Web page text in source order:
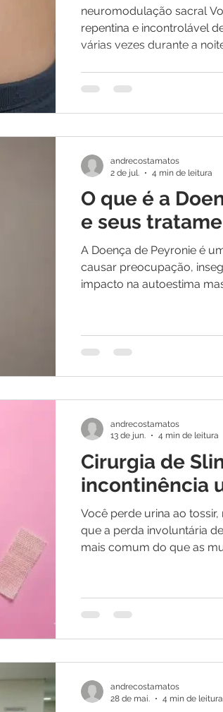
neuromodulação sacral Você sente uma vontade
repentina e incontrolável
várias vezes durante a
você não está sozinho. É
esteja lidando com um
constrangimento.
O que é a
e seus
A Doença de Peyronie é
causar preocupação,
impacto na autoestima
Doença de Peyronie não é
principalmente, possui
qualidade da vida sexual.
andrecostamatos
2 de jul.
4 min de leitura
Cirurgia de
incontinência
Você perde urina ao
que a perda involuntária
mais comum do que as
urinária feminina não
Felizmente, a medicina
é a cirurgia de sling,
andrecostamatos
13 de jun.
4 min de leitura
andrecostamatos
28 de mai.
4 min de leitura